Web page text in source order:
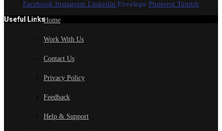
Facebook Instagram Linkedin Envelope Pinterest Tumblr
Useful LinksHome
Work With Us
Contact Us
Privacy Policy
Feedback
Help & Support